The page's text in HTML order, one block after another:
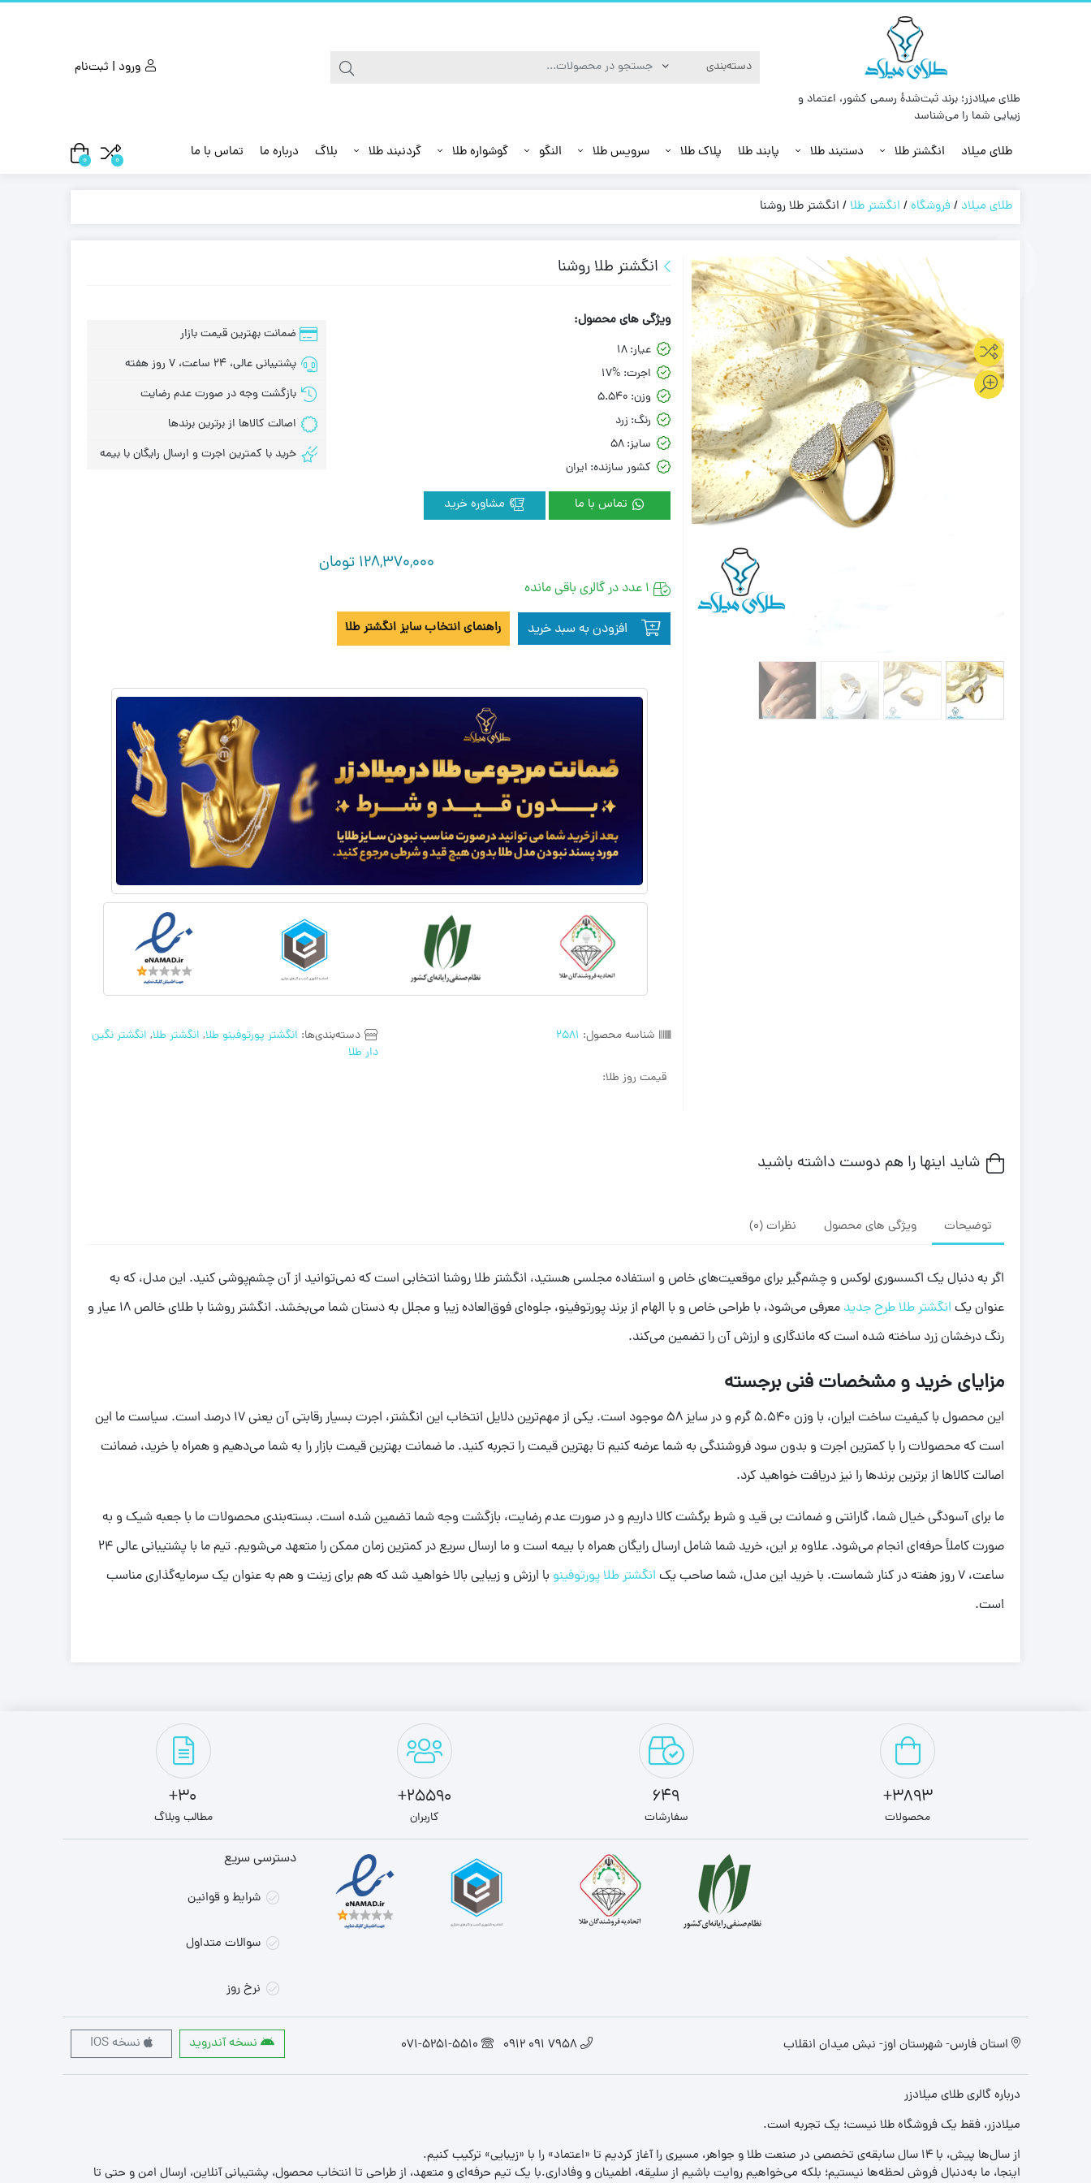
طلای میلادزر؛ برند ثبت‌شدهٔ رسمی کشور، اعتماد و
زیبایی شما را می‌شناسد
ورود | ثبت‌نام
طلای میلاد انگشتر طلا دستبند طلا پابند طلا پلاک طلا سرویس طلا النگو گوشواره طلا گردنبند طلا بلاگ درباره ما تماس با ما 0
0
طلای میلاد /فروشگاه/ انگشتر طلا/ انگشتر طلا روشنا
انگشتر طلا روشنا
شناسه محصول: 2581 دسته‌بندی‌ها: انگشتر پورتوفینو طلا, انگشتر طلا, انگشتر نگین
دار طلا
قیمت روز طلا:
ویژگی های محصول:
عیار: 18
اجرت: 17%
وزن: 5.540
رنگ: زرد
سایز: 58
کشور سازنده: ایران
تماس با ما
ضمانت بهترین قیمت بازار
پشتیبانی عالی، 24 ساعت، 7 روز هفته
بازگشت وجه در صورت عدم رضایت
اصالت کالاها از برترین برندها
خرید با کمترین اجرت و ارسال رایگان با بیمه
128,370,000 تومان
1 عدد در گالری باقی مانده
افزودن به سبد خرید راهنمای انتخاب سایز انگشتر طلا
شاید اینها را هم دوست داشته باشید
توضیحات ویژگی های محصول نظرات (0)
اگر به دنبال یک اکسسوری لوکس و چشم‌گیر برای موقعیت‌های خاص و استفاده مجلسی هستید، انگشتر طلا روشنا انتخابی است که نمی‌توانید از آن چشم‌پوشی کنید. این مدل، که به
عنوان یک انگشتر طلا طرح جدید
معرفی می‌شود، با طراحی خاص و با الهام از برند پورتوفینو، جلوه‌ای فوق‌العاده زیبا و مجلل به دستان شما می‌بخشد. انگشتر روشنا با طلای خالص ۱۸ عیار و
رنگ درخشان زرد ساخته شده است که ماندگاری و ارزش آن را تضمین می‌کند.
مزایای خرید و مشخصات فنی برجسته
این محصول با کیفیت ساخت ایران، با وزن ۵.۵۴۰ گرم و در سایز ۵۸ موجود است. یکی از مهم‌ترین دلایل انتخاب این انگشتر، اجرت بسیار رقابتی آن یعنی ۱۷ درصد است. سیاست ما این
است که محصولات را با کمترین اجرت و بدون سود فروشندگی به شما عرضه کنیم تا بهترین قیمت را تجربه کنید. ما ضمانت بهترین قیمت بازار را به شما می‌دهیم و همراه با خرید، ضمانت
اصالت کالاها از برترین برندها را نیز دریافت خواهید کرد.
ما برای آسودگی خیال شما، گارانتی و ضمانت بی قید و شرط برگشت کالا داریم و در صورت عدم رضایت، بازگشت وجه شما تضمین شده است. بسته‌بندی محصولات ما با جعبه شیک و به
صورت کاملاً حرفه‌ای انجام می‌شود. علاوه بر این، خرید شما شامل ارسال رایگان همراه با بیمه است و ما ارسال سریع در کمترین زمان ممکن را متعهد می‌شویم. تیم ما با پشتیبانی عالی ۲۴
ساعت، ۷ روز هفته در کنار شماست. با خرید این مدل، شما صاحب یک
انگشتر طلا پورتوفینو با ارزش و زیبایی بالا خواهید شد که هم برای زینت و هم به عنوان یک سرمایه‌گذاری مناسب
است.
3893+
محصولات
649
سفارشات
25590+
کاربران
30+
مطالب وبلاگ
دسترسی سریع
شرایط و قوانین
سوالات متداول
نرخ روز
استان فارس- شهرستان اوز- نبش میدان انقلاب 7958 091 0912
071-5251-5510 نسخه آندروید نسخه IOS
درباره گالری طلای میلادزر
میلادزر، فقط یک فروشگاه طلا نیست؛ یک تجربه‌ است.
از سال‌ها پیش، با ۱۴ سال سابقه‌ی تخصصی در صنعت طلا و جواهر، مسیری را آغاز کردیم تا «اعتماد» را با «زیبایی» ترکیب کنیم.
اینجا، ما به‌دنبال فروش لحظه‌ها نیستیم؛ بلکه می‌خواهیم روایت باشیم از سلیقه، اطمینان و وفاداری.با یک تیم حرفه‌ای و متعهد، از طراحی تا انتخاب محصول، پشتیبانی آنلاین، ارسال امن و حتی تا